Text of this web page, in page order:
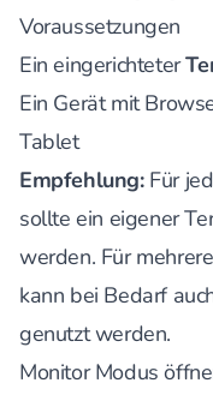
Voraussetzungen
Ein eingerichteter
Ein Gerät mit
Tablet
Empfehlung:Für
sollte ein eigener
werden. Für
kann bei Bedarf
genutzt werden.
Monitor Modus